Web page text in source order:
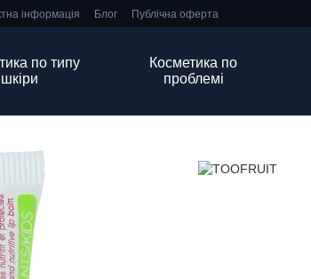
інформація Блог Публічна оферта
по типу
шкіри
Косметика по
проблемі